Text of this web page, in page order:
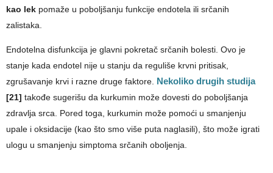
kao lek pomaže u poboljšanju funkcije endotela ili srčanih
zalistaka.
Endotelna disfunkcija je glavni pokretač srčanih bolesti. Ovo je
stanje kada endotel nije u stanju da reguliše krvni pritisak,
zgrušavanje krvi i razne druge faktore.
Nekoliko drugih studija
[21] takođe sugerišu da kurkumin može dovesti do poboljšanja
zdravlja srca. Pored toga, kurkumin može pomoći u smanjenju
upale i oksidacije (kao što smo više puta naglasili), što može igrati
ulogu u smanjenju simptoma srčanih oboljenja.